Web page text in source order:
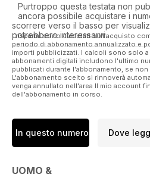
Purtroppo questa testata non
ancora possibile acquistare i
scorrere verso il basso per
potrebbero interessarvi.
I risparmi sono calcolati sull'acquisto
periodo di abbonamento annualizzato e
importi pubblicizzati. I calcoli sono solo
abbonamenti digitali includono l'ultimo
pubblicati durante l'abbonamento, se
L'abbonamento scelto si rinnoverà
venga annullato nell'area Il mio account
dell'abbonamento in corso.
In questo numero Dove
UOMO &